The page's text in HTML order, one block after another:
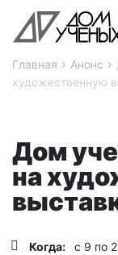
Главная › Анонс ›
художественную
Дом
на
Когда: с 9 по